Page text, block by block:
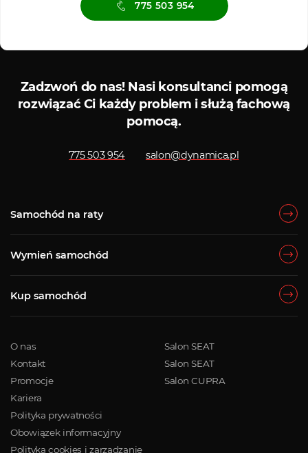
775 503 954
Zadzwoń do nas!Nasi konsultanci pomogą
rozwiązać Ci każdy problem i służą fachową
pomocą.
775 503 954 salon@dynamica.pl
Samochód na raty
Wymień samochód
Kup samochód
O nas
Kontakt
Promocje
Kariera
Polityka prywatności
Obowiązek informacyjny
Polityka cookies i zarządzanie
Salon SEAT
Salon SEAT
Salon CUPRA